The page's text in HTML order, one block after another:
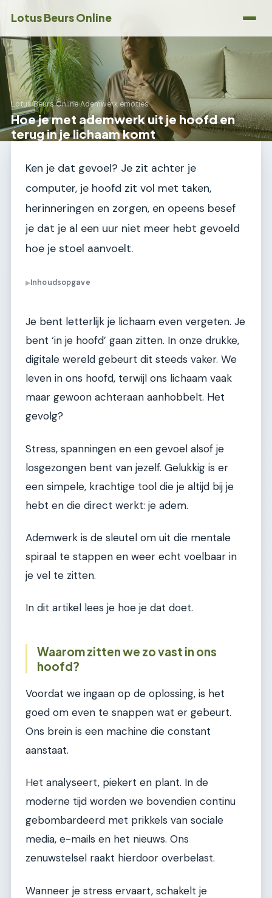
Lotus Beurs Online
Lotus Beurs Online›Ademwerk emoties
Hoe je met ademwerk uit je hoofd en
terug in je lichaam komt
Ken je dat gevoel? Je zit achter je
computer, je hoofd zit vol met taken,
herinneringen en zorgen, en opeens besef
je dat je al een uur niet meer hebt gevoeld
hoe je stoel aanvoelt.
▶Inhoudsopgave
Je bent letterlijk je lichaam even vergeten. Je
bent ‘in je hoofd’ gaan zitten. In onze drukke,
digitale wereld gebeurt dit steeds vaker. We
leven in ons hoofd, terwijl ons lichaam vaak
maar gewoon achteraan aanhobbelt. Het
gevolg?
Stress, spanningen en een gevoel alsof je
losgezongen bent van jezelf. Gelukkig is er
een simpele, krachtige tool die je altijd bij je
hebt en die direct werkt: je adem.
Ademwerk is de sleutel om uit die mentale
spiraal te stappen en weer echt voelbaar in
je vel te zitten.
In dit artikel lees je hoe je dat doet.
Waarom zitten we zo vast in ons
hoofd?
Voordat we ingaan op de oplossing, is het
goed om even te snappen wat er gebeurt.
Ons brein is een machine die constant
aanstaat.
Het analyseert, piekert en plant. In de
moderne tijd worden we bovendien continu
gebombardeerd met prikkels van sociale
media, e-mails en het nieuws. Ons
zenuwstelsel raakt hierdoor overbelast.
Wanneer je stress ervaart, schakelt je